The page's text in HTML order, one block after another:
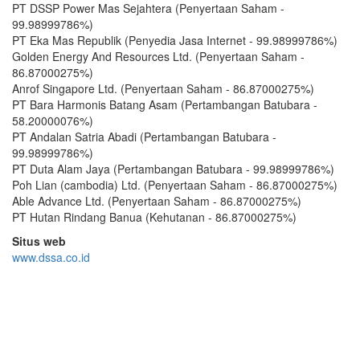
PT DSSP Power Mas Sejahtera (Penyertaan Saham -
99.98999786%)
PT Eka Mas Republik (Penyedia Jasa Internet - 99.98999786%)
Golden Energy And Resources Ltd. (Penyertaan Saham -
86.87000275%)
Anrof Singapore Ltd. (Penyertaan Saham - 86.87000275%)
PT Bara Harmonis Batang Asam (Pertambangan Batubara -
58.20000076%)
PT Andalan Satria Abadi (Pertambangan Batubara -
99.98999786%)
PT Duta Alam Jaya (Pertambangan Batubara - 99.98999786%)
Poh Lian (cambodia) Ltd. (Penyertaan Saham - 86.87000275%)
Able Advance Ltd. (Penyertaan Saham - 86.87000275%)
PT Hutan Rindang Banua (Kehutanan - 86.87000275%)
Situs web
www.dssa.co.id